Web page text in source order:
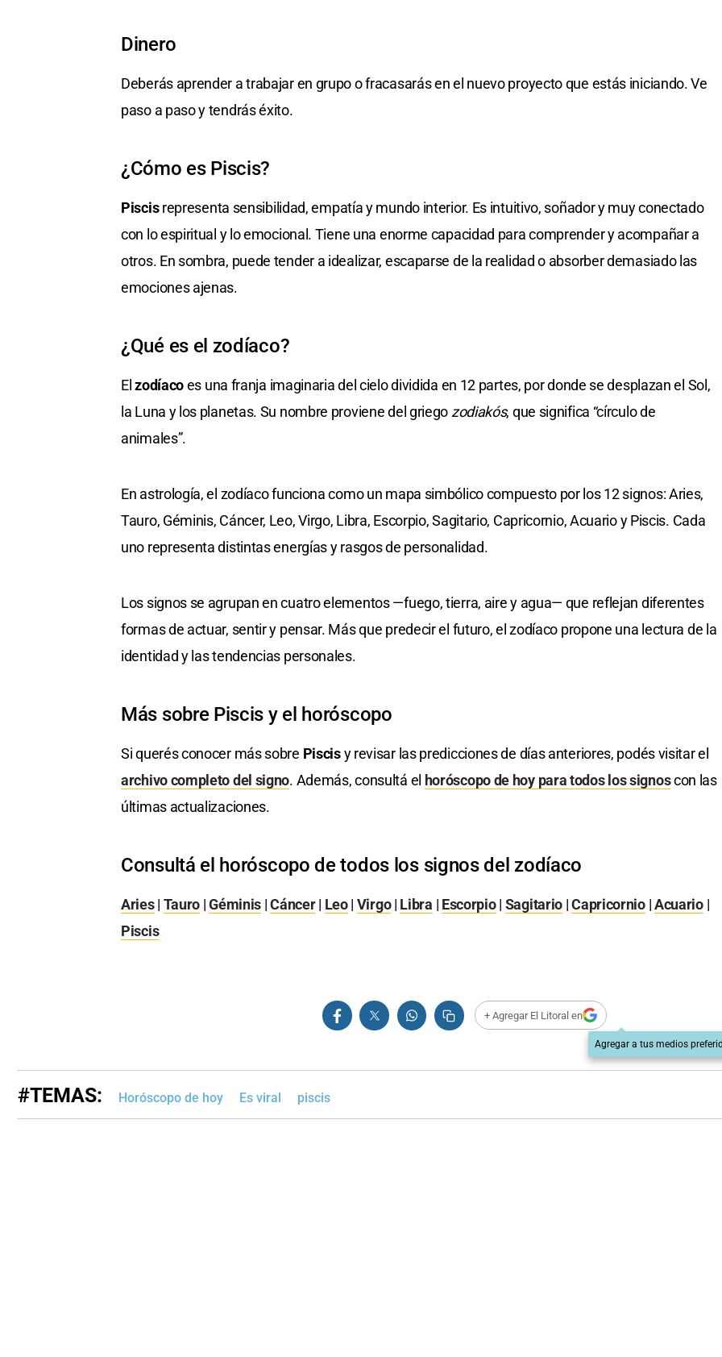
Dinero
Deberás aprender a trabajar en grupo o fracasarás en el nuevo proyecto que estás iniciando. Ve
paso a paso y tendrás éxito.
¿Cómo es Piscis?
Piscisrepresenta sensibilidad, empatía y mundo interior. Es intuitivo, soñador y muy conectado
con lo espiritual y lo emocional. Tiene una enorme capacidad para comprender y acompañar a
otros. En sombra, puede tender a idealizar, escaparse de la realidad o absorber demasiado las
emociones ajenas.
¿Qué es el zodíaco?
Elzodíacoes una franja imaginaria del cielo dividida en 12 partes, por donde se desplazan el Sol,
la Luna y los planetas. Su nombre proviene del griegozodiakós, que significa “círculo de
animales”.
En astrología, el zodíaco funciona como un mapa simbólico compuesto por los 12 signos: Aries,
Tauro, Géminis, Cáncer, Leo, Virgo, Libra, Escorpio, Sagitario, Capricornio, Acuario y Piscis. Cada
uno representa distintas energías y rasgos de personalidad.
Los signos se agrupan en cuatro elementos —fuego, tierra, aire y agua— que reflejan diferentes
formas de actuar, sentir y pensar. Más que predecir el futuro, el zodíaco propone una lectura de la
identidad y las tendencias personales.
Más sobre Piscis y el horóscopo
Si querés conocer más sobre Piscisy revisar las predicciones de días anteriores, podés visitar el
archivo completo del signo. Además, consultá el horóscopo de hoy para todos los signoscon las
últimas actualizaciones.
Consultá el horóscopo de todos los signos del zodíaco
Aries| Tauro |Géminis |Cáncer| Leo| Virgo| Libra | Escorpio| Sagitario |Capricornio|Acuario|
Piscis
+ Agregar El Litoral en
Agregar a tus medios
#TEMAS: Horóscopo de hoy Es viral piscis